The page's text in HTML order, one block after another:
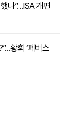
나”…ISA 개편
황희 ‘폐버스